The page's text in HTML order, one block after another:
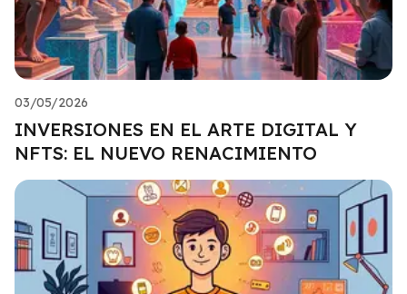
03/05/2026
INVERSIONES EN EL ARTE DIGITAL Y
NFTS: EL NUEVO RENACIMIENTO